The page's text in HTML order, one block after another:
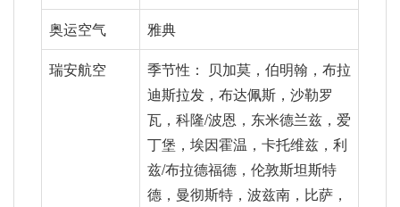
奥运空气
雅典
瑞安航空
季节性： 贝加莫，伯明翰，布拉
迪斯拉发，布达佩斯，沙勒罗
瓦，科隆/波恩，东米德兰兹，爱
丁堡，埃因霍温，卡托维兹，利
兹/布拉德福德，伦敦斯坦斯特
德，曼彻斯特，波兹南，比萨，